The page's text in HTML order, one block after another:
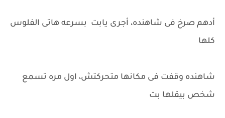
أدهم صرخ فى شاهنده، أجرى يابت بسرعه هاتى الفلوس
كلها
شاهنده وقفت فى مكانها متحركتش، اول مره تسمع
شخص بيقلها بت